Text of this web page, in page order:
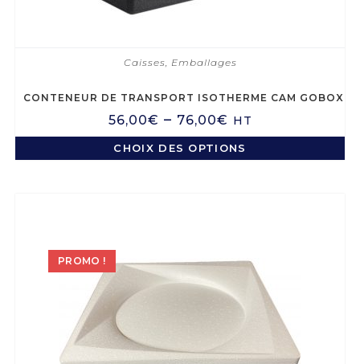
Caisses Emballages
CONTENEUR DE TRANSPORT ISOTHERME CAM GOBOX
56,00€ – 76,00€ HT
CHOIX DES OPTIONS
PROMO !